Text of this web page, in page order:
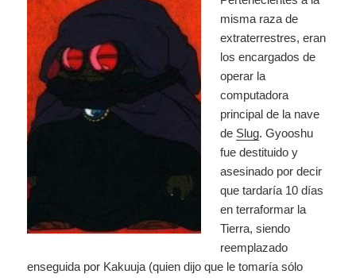
misma raza de
extraterrestres, eran
los encargados de
operar la
computadora
principal de la nave
de Slug. Gyooshu
fue destituido y
asesinado por decir
que tardaría 10 días
en terraformar la
Tierra, siendo
reemplazado
enseguida por Kakuuja (quien dijo que le tomaría sólo